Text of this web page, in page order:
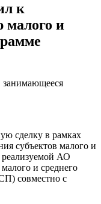
к
малого и
занимающееся
сделку в рамках
субъектов малого и
АО
и среднего
совместно с